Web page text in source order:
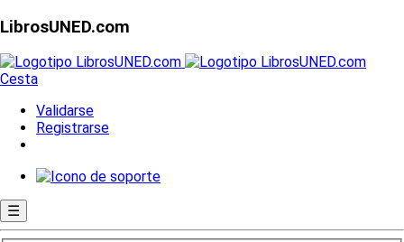
LibrosUNED.com
Cesta
Validarse
Registrarse
☰